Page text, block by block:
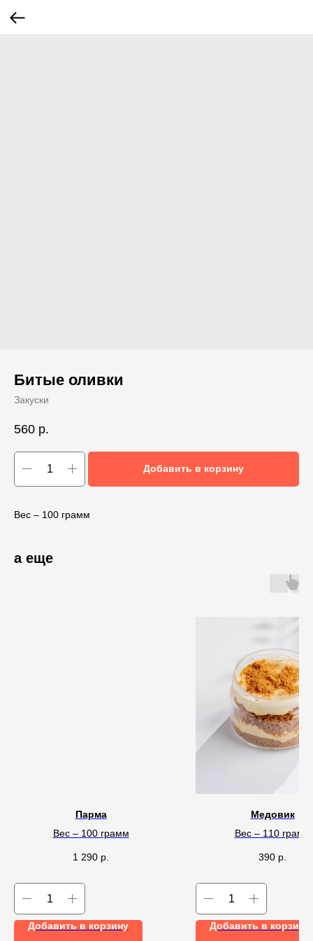
Битые оливки
Закуски
560 р.
Добавить в корзину
Вес – 100 грамм
а еще
Парма
Вес – 100 грамм
1 290 р.
Добавить в корзину
Медовик
Вес – 110 грамм
390 р.
Добавить в корзину